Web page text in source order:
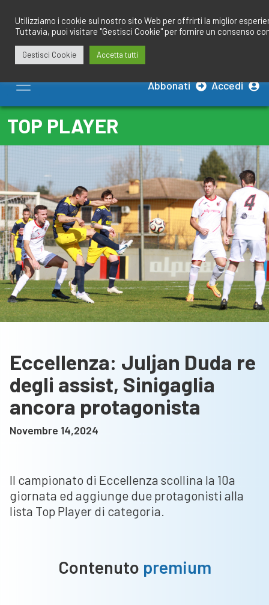
contenuto
Abbonati Accedi
TOP PLAYER
Eccellenza: Juljan Duda re
degli assist, Sinigaglia
ancora protagonista
Novembre 14,2024
Il campionato di Eccellenza scollina la 10a
giornata ed aggiunge due protagonisti alla
lista Top Player di categoria.
Contenuto premium
Utilizziamo i cookie sul nostro sito Web per offrirti la miglior
Tuttavia, puoi visitare "Gestisci Cookie" per fornire un consenso
Gestisci Cookie Accetta tutti